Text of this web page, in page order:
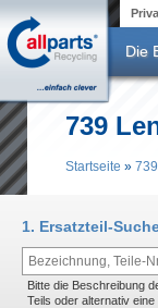
Die
739
Startseite »
1. Ersatzteil-
Bitte die Beschreibung
Teils oder alternativ eine